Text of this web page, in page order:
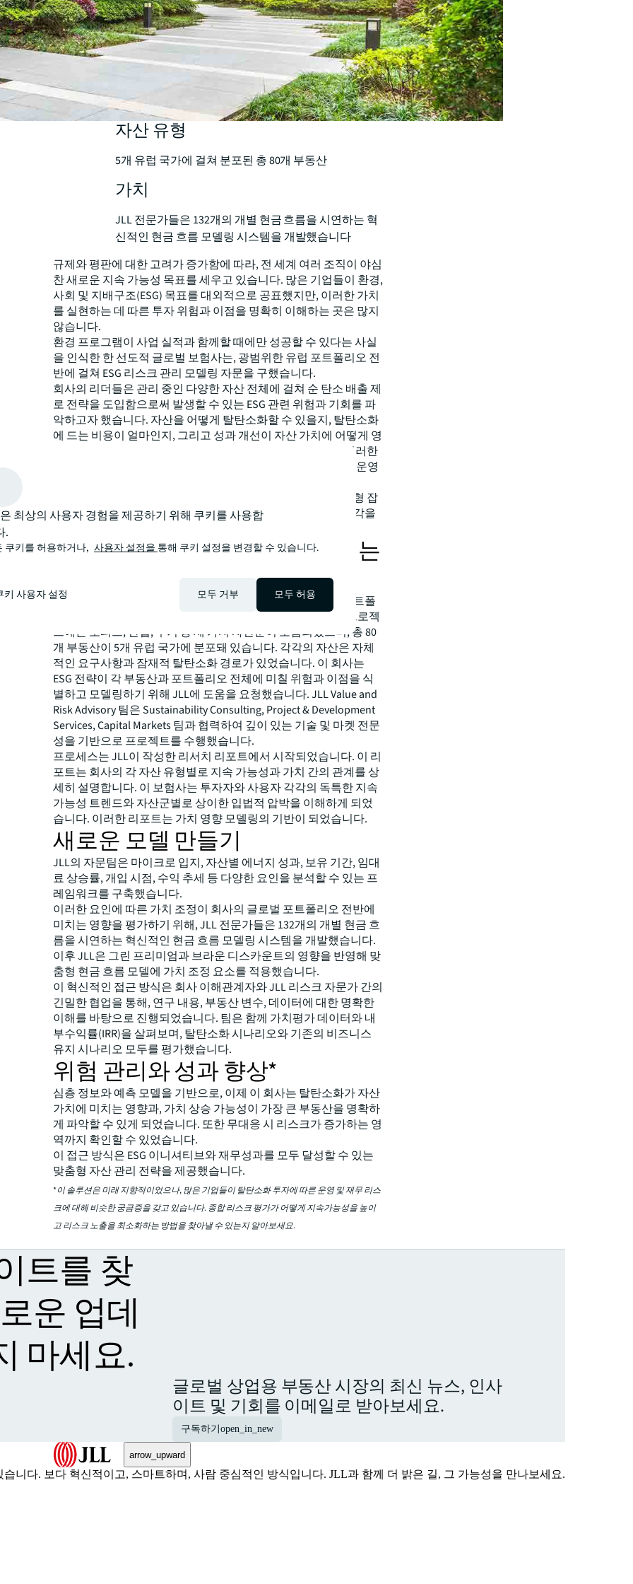
자산 유형
5개 유럽 국가에 걸쳐 분포된 총 80개 부동산
가치
JLL 전문가들은 132개의 개별 현금 흐름을 시연하는 혁
신적인 현금 흐름 모델링 시스템을 개발했습니다
규제와 평판에 대한 고려가 증가함에 따라, 전 세계 여러 조직이 야심
찬 새로운 지속 가능성 목표를 세우고 있습니다. 많은 기업들이 환경,
사회 및 지배구조(ESG) 목표를 대외적으로 공표했지만, 이러한 가치
를 실현하는 데 따른 투자 위험과 이점을 명확히 이해하는 곳은 많지
않습니다.
환경 프로그램이 사업 실적과 함께할 때에만 성공할 수 있다는 사실
을 인식한 한 선도적 글로벌 보험사는, 광범위한 유럽 포트폴리오 전
반에 걸쳐 ESG 리스크 관리 모델링 자문을 구했습니다.
회사의 리더들은 관리 중인 다양한 자산 전체에 걸쳐 순 탄소 배출 제
로 전략을 도입함으로써 발생할 수 있는 ESG 관련 위험과 기회를 파
악하고자 했습니다. 자산을 어떻게 탈탄소화할 수 있을지, 탈탄소화
에 드는 비용이 얼마인지, 그리고 성과 개선이 자산 가치에 어떻게 영
향을 미칠지 등 전체적인 그림을 이해하길 바랐습니다. 또한 이러한
ESG 투자를 하지 않을 경우, 현상 유지 시뮬레이오에서 평가 및 운영
궁극적으로 이 회사는 재무적·환경적 성과 모두를 강화하는 균형 잡
힌 ESG 중심 자산 관리 전략을 수립하는 데 필요한 포괄적인 시각을
대규모 포트폴리오 전반에 미치는
글로벌 기업으로서, 이 보험사는 지리적으로 다양한 대규모 포트폴
리오 전반에 걸친 위험 노출을 이해할 필요가 있었습니다. 이 프로젝
트에는 오피스, 산업, 주거 등 세 가지 자산군이 포함되었으며, 총 80
개 부동산이 5개 유럽 국가에 분포돼 있습니다. 각각의 자산은 자체
적인 요구사항과 잠재적 탈탄소화 경로가 있었습니다. 이 회사는
ESG 전략이 각 부동산과 포트폴리오 전체에 미칠 위험과 이점을 식
별하고 모델링하기 위해 JLL에 도움을 요청했습니다. JLL Value and
Risk Advisory 팀은 Sustainability Consulting, Project & Development
Services, Capital Markets 팀과 협력하여 깊이 있는 기술 및 마켓 전문
성을 기반으로 프로젝트를 수행했습니다.
프로세스는 JLL이 작성한 리서치 리포트에서 시작되었습니다. 이 리
포트는 회사의 각 자산 유형별로 지속 가능성과 가치 간의 관계를 상
세히 설명합니다. 이 보험사는 투자자와 사용자 각각의 독특한 지속
가능성 트렌드와 자산군별로 상이한 입법적 압박을 이해하게 되었
습니다. 이러한 리포트는 가치 영향 모델링의 기반이 되었습니다.
새로운 모델 만들기
JLL의 자문팀은 마이크로 입지, 자산별 에너지 성과, 보유 기간, 임대
료 상승률, 개입 시점, 수익 추세 등 다양한 요인을 분석할 수 있는 프
레임워크를 구축했습니다.
이러한 요인에 따른 가치 조정이 회사의 글로벌 포트폴리오 전반에
미치는 영향을 평가하기 위해, JLL 전문가들은 132개의 개별 현금 흐
름을 시연하는 혁신적인 현금 흐름 모델링 시스템을 개발했습니다.
이후 JLL은 그린 프리미엄과 브라운 디스카운트의 영향을 반영해 맞
춤형 현금 흐름 모델에 가치 조정 요소를 적용했습니다.
이 혁신적인 접근 방식은 회사 이해관계자와 JLL 리스크 자문가 간의
긴밀한 협업을 통해, 연구 내용, 부동산 변수, 데이터에 대한 명확한
이해를 바탕으로 진행되었습니다. 팀은 함께 가치평가 데이터와 내
부수익률(IRR)을 살펴보며, 탈탄소화 시나리오와 기존의 비즈니스
유지 시나리오 모두를 평가했습니다.
위험 관리와 성과 향상*
심층 정보와 예측 모델을 기반으로, 이제 이 회사는 탈탄소화가 자산
가치에 미치는 영향과, 가치 상승 가능성이 가장 큰 부동산을 명확하
게 파악할 수 있게 되었습니다. 또한 무대응 시 리스크가 증가하는 영
역까지 확인할 수 있었습니다.
이 접근 방식은 ESG 이니셔티브와 재무성과를 모두 달성할 수 있는
맞춤형 자산 관리 전략을 제공했습니다.
*이 솔루션은 미래 지향적이었으나, 많은 기업들이 탈탄소화 투자에 따른 운영 및 재무 리스
크에 대해 비슷한 궁금증을 갖고 있습니다. 종합 리스크 평가가 어떻게 지속가능성을 높이
고 리스크 노출을 최소화하는 방법을 찾아낼 수 있는지 알아보세요.
트를 찾
운 업데
마세요.
글로벌 상업용 부동산 시장의 최신 뉴스, 인사
이트 및 기회를 이메일로 받아보세요.
구독하기 open_in_new
arrow_upward
니다. 보다 혁신적이고, 스마트하며, 사람 중심적인 방식입니다. JLL과 함께 더 밝은 길, 그 가능성을 만나보세요.
최상의 사용자 경험을 제공하기 위해 쿠키를 사용합
.
쿠키를 허용하거나, 사용자 설정을통해 쿠키 설정을 변경할 수 있습니다.
키 사용자 설정 모두 거부 모두 허용